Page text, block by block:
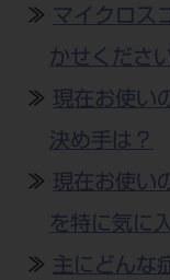
≫
マイクロス
かせくださ
≫ 現在お使い
決め手は？
≫ 現在お使い
を特に気に
≫ 主にどんな
モリタ友の会
モリタ友の会
修理・メンテ
院内ツア
デンタルマガ
メールマガジ
全国のショー
北海道
宮城
東京
愛知
大阪
Dental Plaza
MDSC
MDSCについて
Digital
見学予約